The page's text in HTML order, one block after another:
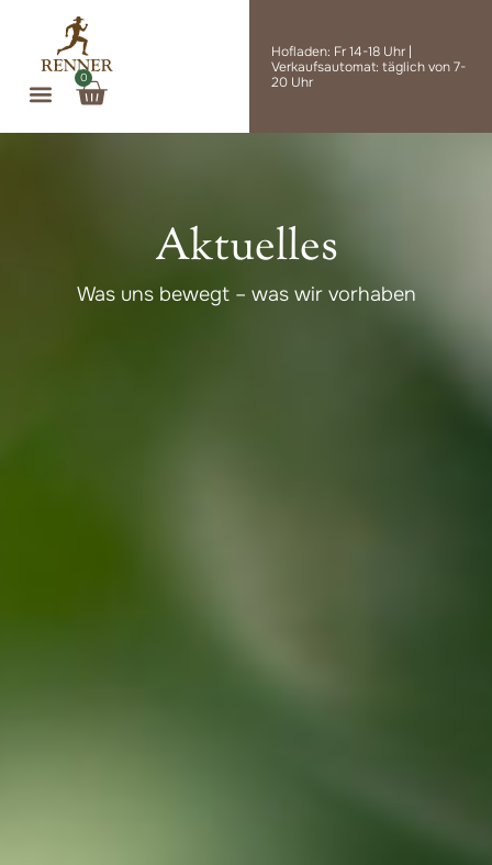
springen
0
Warenkorb
Hofladen: Fr 14-18 Uhr |
Verkaufsautomat: täglich von 7-
20 Uhr
Aktuelles
Was uns bewegt – was wir vorhaben